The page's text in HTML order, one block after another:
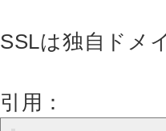
SSLは独自ドメ
引用：